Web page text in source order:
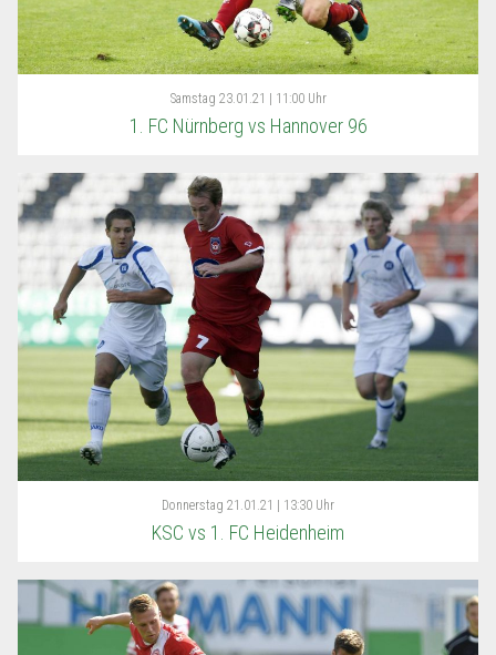
Samstag 23.01.21 | 11:00 Uhr
1. FC Nürnberg vs Hannover 96
Donnerstag 21.01.21 | 13:30 Uhr
KSC vs 1. FC Heidenheim